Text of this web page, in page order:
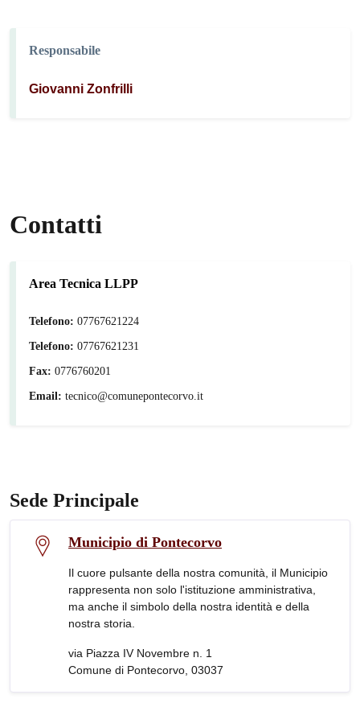
Responsabile
Giovanni Zonfrilli
Contatti
Area Tecnica LLPP
Telefono: 07767621224
Telefono: 07767621231
Fax: 0776760201
Email: tecnico@comunepontecorvo.it
Sede Principale
Municipio di Pontecorvo
Il cuore pulsante della nostra comunità, il Municipio
rappresenta non solo l'istituzione amministrativa,
ma anche il simbolo della nostra identità e della
nostra storia.
via Piazza IV Novembre n. 1
Comune di Pontecorvo, 03037